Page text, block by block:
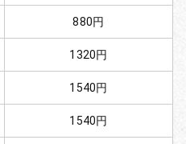
880円
1320円
1540円
1540円